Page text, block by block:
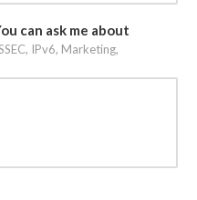
can ask me about
IPv6, Marketing,